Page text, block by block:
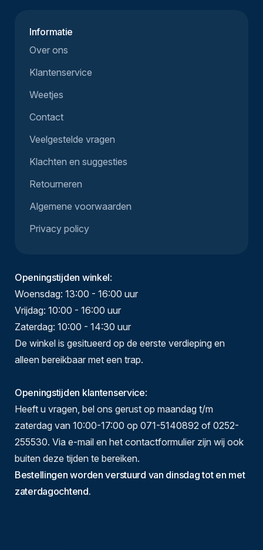
Informatie
Over ons
Klantenservice
Weetjes
Contact
Veelgestelde vragen
Klachten en suggesties
Retourneren
Algemene voorwaarden
Privacy policy
Openingstijden winkel:
Woensdag: 13:00 - 16:00 uur
Vrijdag: 10:00 - 16:00 uur
Zaterdag: 10:00 - 14:30 uur
De winkel is gesitueerd op de eerste verdieping en
alleen bereikbaar met een trap.
Openingstijden klantenservice:
Heeft u vragen, bel ons gerust op maandag t/m
zaterdag van 10:00-17:00 op 071-5140892 of 0252-
255530. Via e-mail en het contactformulier zijn wij ook
buiten deze tijden te bereiken.
Bestellingen worden verstuurd van dinsdag tot en met
zaterdagochtend.